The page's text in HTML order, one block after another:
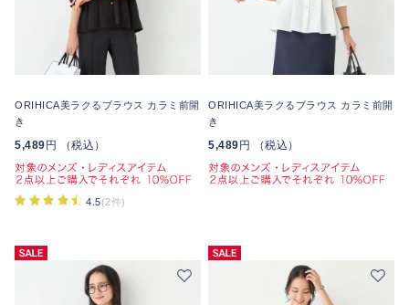
ORIHICA美ラクるブラウス カラミ前開
き
5,489円 （税込）
4.5(2件)
ORIHICA美ラクるブラウス カラミ前開
き
5,489円 （税込）